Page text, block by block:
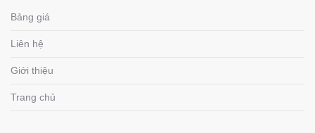
Bảng giá
Liên hệ
Giới thiệu
Trang chủ